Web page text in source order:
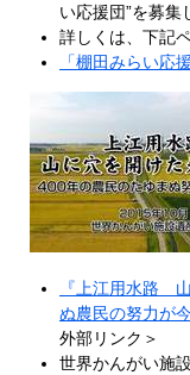
い応援団”を募集
詳しくは、下記
「棚田みらい応
『上江用水路
ぬ農民の努力が
外部リンク＞
世界かんがい施